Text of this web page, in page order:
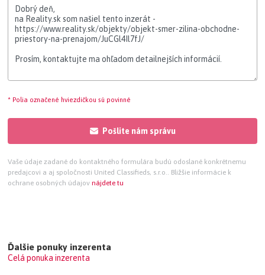
* Polia označené hviezdičkou sú povinné
Pošlite nám správu
Vaše údaje zadané do kontaktného formulára budú odoslané konkrétnemu
predajcovi a aj spoločnosti United Classifieds, s.r.o.. Bližšie informácie k
ochrane osobných údajov nájdete tu
Ďalšie ponuky inzerenta
Celá ponuka inzerenta